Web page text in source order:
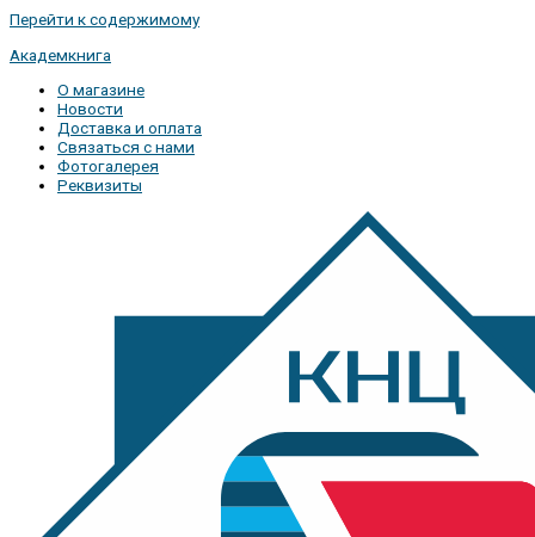
Перейти к содержимому
Академкнига
О магазине
Новости
Доставка и оплата
Связаться с нами
Фотогалерея
Реквизиты